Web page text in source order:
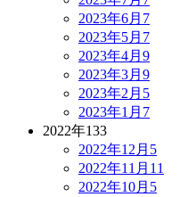
2023年6月 7
2023年5月 7
2023年4月 9
2023年3月 9
2023年2月 5
2023年1月 7
2022年133
2022年12月 5
2022年11月 11
2022年10月 5